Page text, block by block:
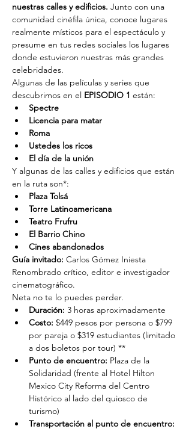
nuestras calles y edificios. Junto con una
comunidad cinéfila única, conoce lugares
realmente místicos para el espectáculo y
presume en tus redes sociales los lugares
donde estuvieron nuestras más grandes
celebridades.
Algunas de las películas y series que
descubrimos en el EPISODIO 1 están:
Spectre
Licencia para matar
Roma
Ustedes los ricos
El día de la unión
Y algunas de las calles y edificios que están
en la ruta son*:
Plaza Tolsá
Torre Latinoamericana
Teatro Frufru
El Barrio Chino
Cines abandonados
Guía invitado: Carlos Gómez Iniesta
Renombrado crítico, editor e investigador
cinematográfico.
Neta no te lo puedes perder.
Duración: 3 horas aproximadamente
Costo: $449 pesos por persona o $799
por pareja o $319 estudiantes (limitado
a dos boletos por tour) **
Punto de encuentro: Plaza de la
Solidaridad (frente al Hotel Hilton
Mexico City Reforma del Centro
Histórico al lado del quiosco de
turismo)
Transportación al punto de encuentro: